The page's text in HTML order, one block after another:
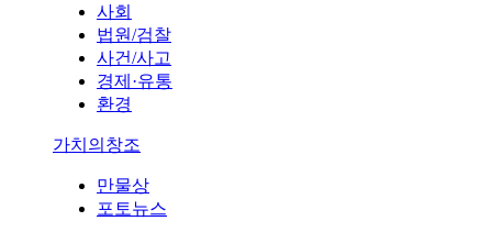
사회
법원/검찰
사건/사고
경제·유통
환경
가치의창조
만물상
포토뉴스